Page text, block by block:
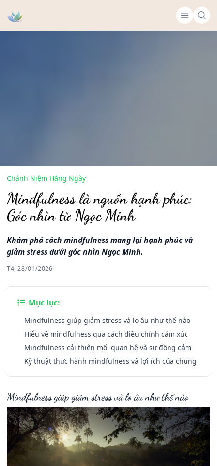
Chánh Niệm Hằng Ngày
Mindfulness là nguồn hạnh phúc:
Góc nhìn từ Ngọc Minh
Khám phá cách mindfulness mang lại hạnh phúc và
giảm stress dưới góc nhìn Ngọc Minh.
T4, 28/01/2026
Mục lục:
Mindfulness giúp giảm stress và lo âu như thế nào
Hiểu về mindfulness qua cách điều chỉnh cảm xúc
Mindfulness cải thiện mối quan hệ và sự đồng cảm
Kỹ thuật thực hành mindfulness và lợi ích của chúng
Mindfulness giúp giảm stress và lo âu như thế nào